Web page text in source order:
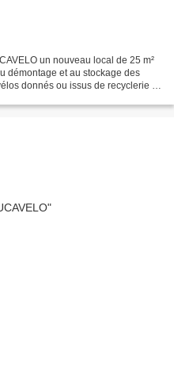
un nouveau local de 25 m²
démontage et au stockage des
donnés ou issus de recyclerie et